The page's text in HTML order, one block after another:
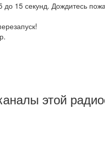
15 секунд. Дождитесь
этой